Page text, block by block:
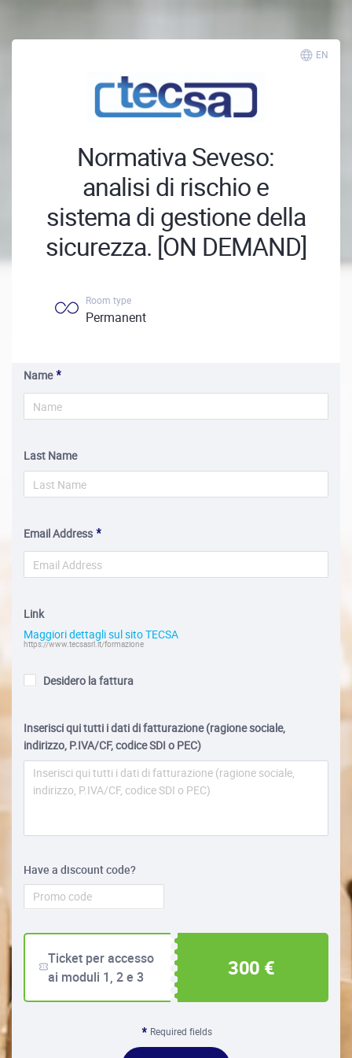
EN
Normativa Seveso:
analisi di rischio e
sistema di gestione della
sicurezza. [ON DEMAND]
Room type
Permanent
Name
Last Name
Email Address
Link
Maggiori dettagli sul sito TECSA
https://www.tecsasrl.it/formazione
Desidero la fattura
Inserisci qui tutti i dati di fatturazione (ragione sociale,
indirizzo, P.IVA/CF, codice SDI o PEC)
Have a discount code?
Ticket per accesso
ai moduli 1, 2 e 3
300 €
Required fields